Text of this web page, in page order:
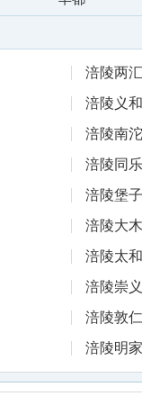
涪陵两
涪陵义
涪陵南
涪陵同
涪陵堡
涪陵大
涪陵太
涪陵崇
涪陵敦
涪陵明